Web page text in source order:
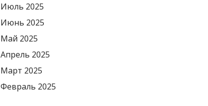
Июль 2025
Июнь 2025
Май 2025
Апрель 2025
Март 2025
Февраль 2025